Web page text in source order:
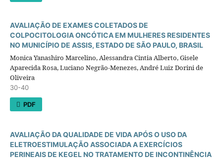
AVALIAÇÃO DE EXAMES COLETADOS DE
COLPOCITOLOGIA ONCÓTICA EM MULHERES RESIDENTES
NO MUNICÍPIO DE ASSIS, ESTADO DE SÃO PAULO, BRASIL
Monica Yanashiro Marcelino, Alessandra Cintia Alberto, Gisele
Aparecida Rosa, Luciano Negrão-Menezes, André Luiz Dorini de
Oliveira
30-40
PDF
AVALIAÇÃO DA QUALIDADE DE VIDA APÓS O USO DA
ELETROESTIMULAÇÃO ASSOCIADA A EXERCÍCIOS
PERINEAIS DE KEGEL NO TRATAMENTO DE INCONTINÊNCIA